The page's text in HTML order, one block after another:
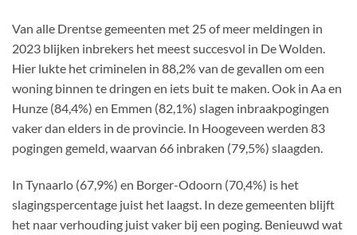
Van alle Drentse gemeenten met 25 of meer meldingen in
2023 blijken inbrekers het meest succesvol in De Wolden.
Hier lukte het criminelen in 88,2% van de gevallen om een
woning binnen te dringen en iets buit te maken. Ook in Aa en
Hunze (84,4%) en Emmen (82,1%) slagen inbraakpogingen
vaker dan elders in de provincie. In Hoogeveen werden 83
pogingen gemeld, waarvan 66 inbraken (79,5%) slaagden.
In Tynaarlo (67,9%) en Borger-Odoorn (70,4%) is het
slagingspercentage juist het laagst. In deze gemeenten blijft
het naar verhouding juist vaker bij een poging. Benieuwd wat